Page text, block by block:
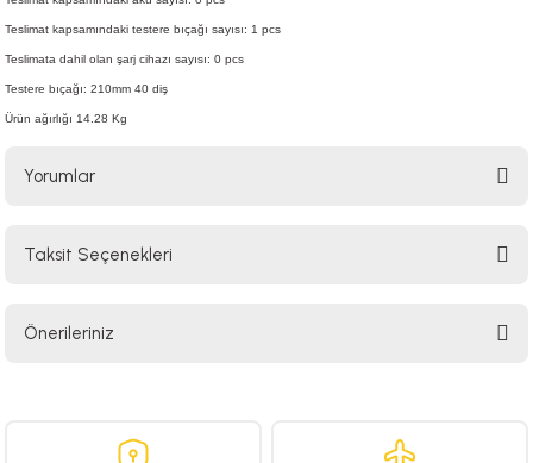
Teslimat kapsamındaki testere bıçağı sayısı: 1 pcs
Teslimata dahil olan şarj cihazı sayısı: 0 pcs
Testere bıçağı: 210mm 40 diş
Ürün ağırlığı 14.28 Kg
Yorumlar
Bu ürüne ilk yorumu siz yapın!
Taksit Seçenekleri
Önerileriniz
Görüş ve önerileriniz için teşekkür ederiz.